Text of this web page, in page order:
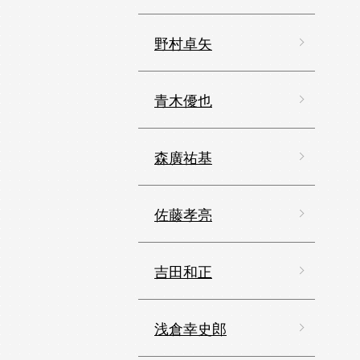
野村卓矢
青木優也
森廣祐基
佐藤孝亮
吉田和正
浅倉幸史郎